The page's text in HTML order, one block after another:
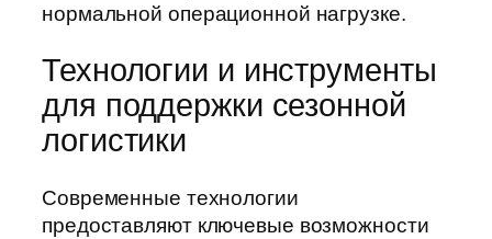
нормальной операционной нагрузке.
Технологии и инструменты
для поддержки сезонной
логистики
Современные технологии
предоставляют ключевые возможности